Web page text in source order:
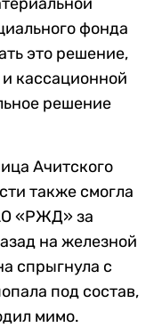
фонда
это решение,
кассационной
решение
Ачитского
также смогла
«РЖД» за
на железной
спрыгнула с
под состав,
мимо.